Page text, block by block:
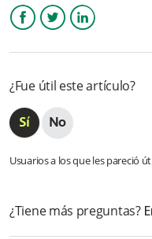
fijo o variable?
¿Por qué me llegan
Más información
¿Fue útil este artículo?
Usuarios a los que les pareció
¿Tiene más preguntas?